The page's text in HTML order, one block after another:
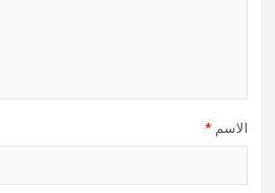
الاسم *